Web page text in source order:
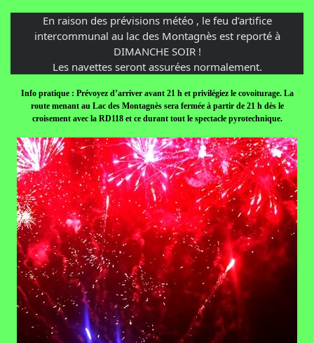
En raison des prévisions météo , le feu d’artifice
intercommunal au lac des Montagnès est reporté à
DIMANCHE SOIR !
Les navettes seront assurées normalement.
Info pratique : Prévoyez d’arriver avant 21 h et privilégiez le covoiturage. La
route menant au Lac des Montagnès sera fermée à partir de 21 h dès le
croisement avec la RD118 et ce durant tout le spectacle pyrotechnique.